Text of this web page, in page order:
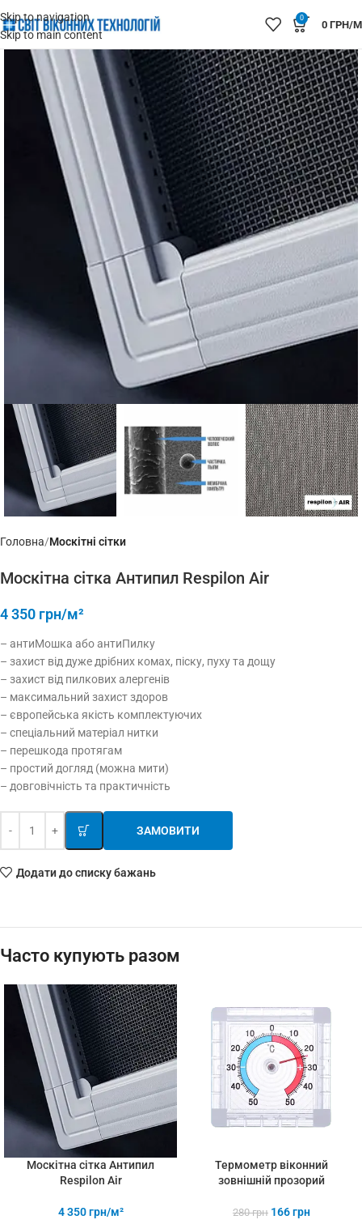
Skip to navigation
Skip to main content
0
0 ГРН/
Головна Москітні сітки
Москітна сітка Антипил Respilon Air
4 350 грн/м²
– антиМошка або антиПилку
– захист від дуже дрібних комах, піску, пуху та дощу
– захист від пилкових алергенів
– максимальний захист здоров
– європейська якість комплектуючих
– спеціальний матеріал нитки
– перешкода протягам
– простий догляд (можна мити)
– довговічність та практичність
ЗАМОВИТИ
Додати до списку бажань
Часто купують разом
Москітна сітка Антипил
Respilon Air
4 350грн/м²
Термометр віконний
зовнішній прозорий
280грн 166грн